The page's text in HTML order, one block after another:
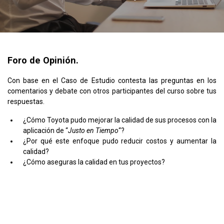
Foro de Opinión.
Con base en el Caso de Estudio contesta las preguntas en los
comentarios y debate con otros participantes del curso sobre tus
respuestas.
¿Cómo Toyota pudo mejorar la calidad de sus procesos con la
aplicación de “Justo en Tiempo“?
¿Por qué este enfoque pudo reducir costos y aumentar la
calidad?
¿Cómo aseguras la calidad en tus proyectos?